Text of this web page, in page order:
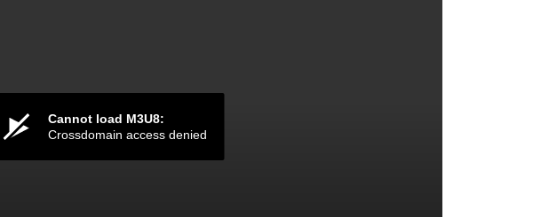
Cannot load M3U8:
Crossdomain access denied